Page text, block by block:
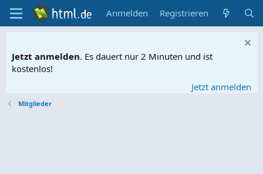
Anmelden Registrieren
Jetzt anmelden. Es dauert nur 2 Minuten und ist
kostenlos!
Jetzt anmelden
Mitglieder